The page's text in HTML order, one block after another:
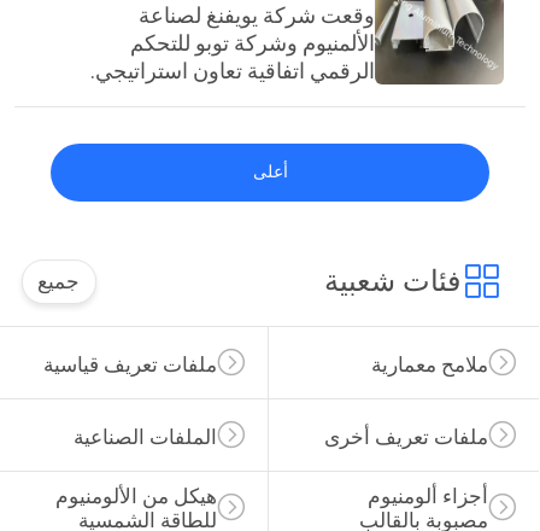
وقعت شركة يويفنغ لصناعة
الألمنيوم وشركة توبو للتحكم
الرقمي اتفاقية تعاون استراتيجي.
أعلى
فئات شعبية جميع
ملفات تعريف قياسية ملامح معمارية
الملفات الصناعية ملفات تعريف أخرى
هيكل من الألومنيوم
للطاقة الشمسية
أجزاء ألومنيوم
مصبوبة بالقالب